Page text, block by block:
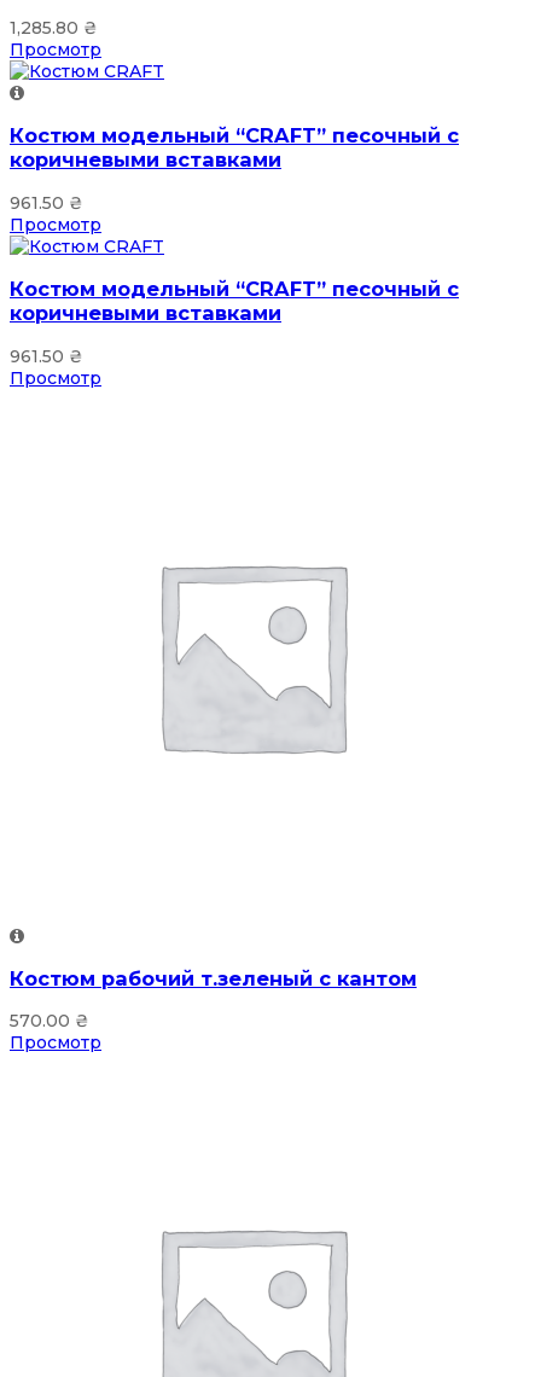
1,285.80 ₴
Просмотр
Костюм модельный “CRAFT” песочный с
коричневыми вставками
961.50 ₴
Просмотр
Костюм модельный “CRAFT” песочный с
коричневыми вставками
961.50 ₴
Просмотр
Костюм рабочий т.зеленый с кантом
570.00 ₴
Просмотр